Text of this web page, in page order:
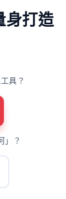
身打造
具？
」？